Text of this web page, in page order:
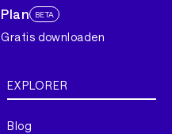
Plan BETA
Gratis downloaden
EXPLORER
Blog